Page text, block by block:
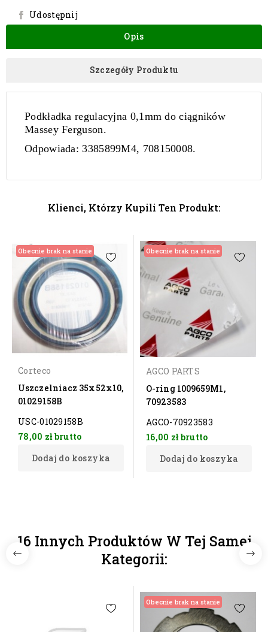
Udostępnij
Opis
Szczegóły Produktu
Podkładka regulacyjna 0,1mm do ciągników
Massey Ferguson.
Odpowiada:3385899M4, 708150008.
Klienci, Którzy Kupili Ten Produkt:
Obecnie brak na stanie
Corteco
Uszczelniacz 35x52x10,
01029158B
USC-01029158B
78,00 złbrutto
Dodaj do koszyka
Obecnie brak na stanie
AGCO PARTS
O-ring 1009659M1,
70923583
AGCO-70923583
16,00 złbrutto
Dodaj do koszyka
16 Innych Produktów W Tej Samej
Kategorii:
Obecnie brak na stanie